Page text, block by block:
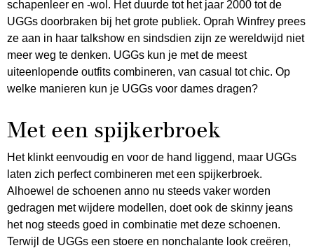
schapenleer en -wol. Het duurde tot het jaar 2000 tot de
UGGs doorbraken bij het grote publiek. Oprah Winfrey prees
ze aan in haar talkshow en sindsdien zijn ze wereldwijd niet
meer weg te denken. UGGs kun je met de meest
uiteenlopende outfits combineren, van casual tot chic. Op
welke manieren kun je UGGs voor dames dragen?
Met een spijkerbroek
Het klinkt eenvoudig en voor de hand liggend, maar UGGs
laten zich perfect combineren met een spijkerbroek.
Alhoewel de schoenen anno nu steeds vaker worden
gedragen met wijdere modellen, doet ook de skinny jeans
het nog steeds goed in combinatie met deze schoenen.
Terwijl de UGGs een stoere en nonchalante look creëren,